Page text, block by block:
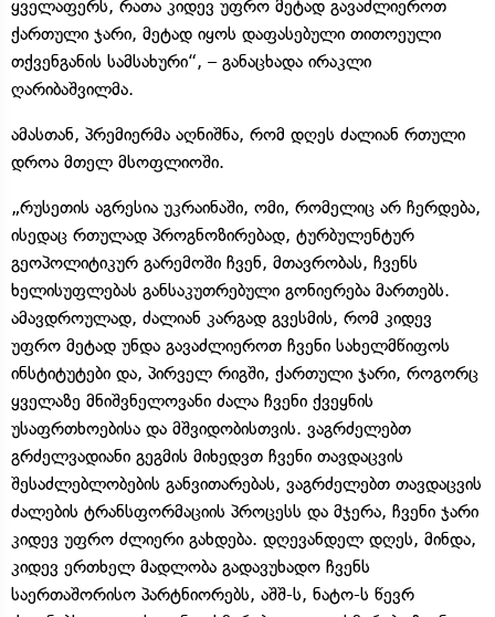
ყველაფერს, რათა კიდევ უფრო მეტად გავაძლიეროთ
ქართული ჯარი, მეტად იყოს დაფასებული თითოეული
თქვენგანის სამსახური“, – განაცხადა ირაკლი
ღარიბაშვილმა.
ამასთან, პრემიერმა აღნიშნა, რომ დღეს ძალიან რთული
დროა მთელ მსოფლიოში.
„რუსეთის აგრესია უკრაინაში, ომი, რომელიც არ ჩერდება,
ისედაც რთულად პროგნოზირებად, ტურბულენტურ
გეოპოლიტიკურ გარემოში ჩვენ, მთავრობას, ჩვენს
ხელისუფლებას განსაკუთრებული გონიერება მართებს.
ამავდროულად, ძალიან კარგად გვესმის, რომ კიდევ
უფრო მეტად უნდა გავაძლიეროთ ჩვენი სახელმწიფოს
ინსტიტუტები და, პირველ რიგში, ქართული ჯარი, როგორც
ყველაზე მნიშვნელოვანი ძალა ჩვენი ქვეყნის
უსაფრთხოებისა და მშვიდობისთვის. ვაგრძელებთ
გრძელვადიანი გეგმის მიხედვთ ჩვენი თავდაცვის
შესაძლებლობების განვითარებას, ვაგრძელებთ თავდაცვის
ძალების ტრანსფორმაციის პროცესს და მჯერა, ჩვენი ჯარი
კიდევ უფრო ძლიერი გახდება. დღევანდელ დღეს, მინდა,
კიდევ ერთხელ მადლობა გადავუხადო ჩვენს
საერთაშორისო პარტნიორებს, აშშ-ს, ნატო-ს წევრ